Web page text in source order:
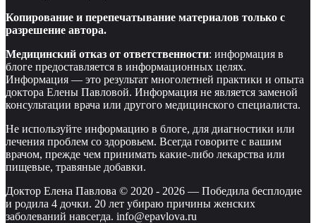
Копирование и перепечатывание материалов только с
разрешение автора.
Медицинский отказ от ответственности: информация в
блоге предоставляется в информационных целях.
Информация — это результат многолетней практики и опыта
доктора Елены Павловой. Информация не является заменой
консультации врача или другого медицинского специалиста.
Не используйте информацию в блоге, для диагностики или
лечения проблем со здоровьем. Всегда говорите с вашим
врачом, прежде чем принимать какие-либо лекарства или
пищевые, травяные добавки.
Доктор Елена Павлова © 2020 - 2026 — Победила бесплодие
и родила 4 дочки. 20 лет убираю причины женских
заболеваний навсегда. info@epavlova.ru